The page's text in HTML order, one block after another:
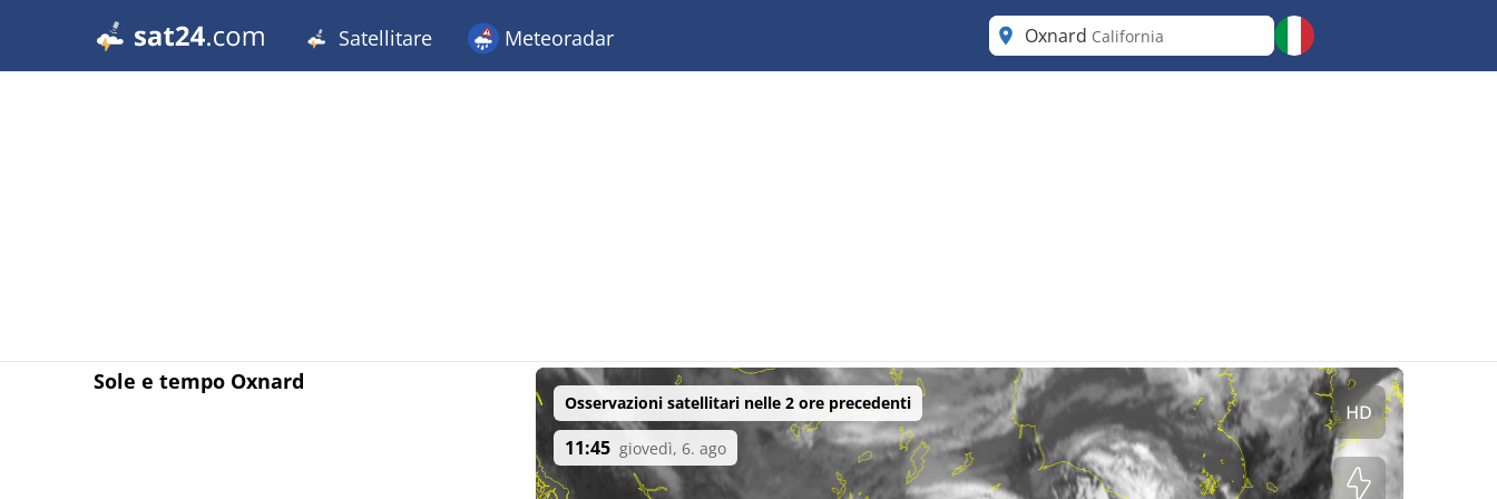
Satellitare Meteoradar Oxnard California
Sole e tempo Oxnard
Osservazioni satellitari nelle 2 ore precedenti
11:45 giovedì, 6. ago